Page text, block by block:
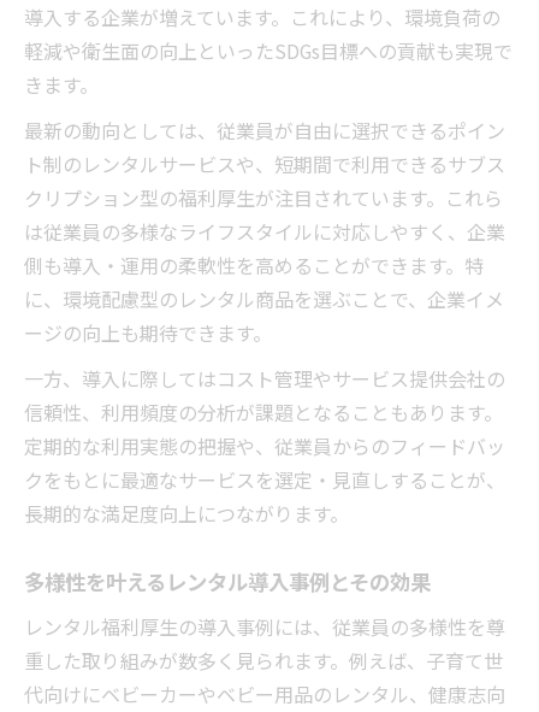
導入する企業が増えています。これにより、環境負荷の
軽減や衛生面の向上といったSDGs目標への貢献も実現で
きます。
最新の動向としては、従業員が自由に選択できるポイン
ト制のレンタルサービスや、短期間で利用できるサブス
クリプション型の福利厚生が注目されています。これら
は従業員の多様なライフスタイルに対応しやすく、企業
側も導入・運用の柔軟性を高めることができます。特
に、環境配慮型のレンタル商品を選ぶことで、企業イメ
ージの向上も期待できます。
一方、導入に際してはコスト管理やサービス提供会社の
信頼性、利用頻度の分析が課題となることもあります。
定期的な利用実態の把握や、従業員からのフィードバッ
クをもとに最適なサービスを選定・見直しすることが、
長期的な満足度向上につながります。
多様性を叶えるレンタル導入事例とその効果
レンタル福利厚生の導入事例には、従業員の多様性を尊
重した取り組みが数多く見られます。例えば、子育て世
代向けにベビーカーやベビー用品のレンタル、健康志向